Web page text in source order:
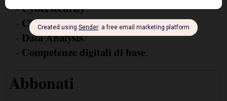
-Cybersecurity.
- Cloud Computing.
- Data Analysis.
- Competenze digitali di base.